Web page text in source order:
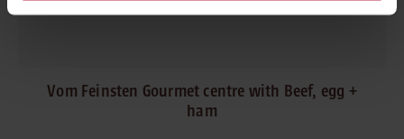
Vom Feinsten Gourmet centre with Beef, egg +
ham